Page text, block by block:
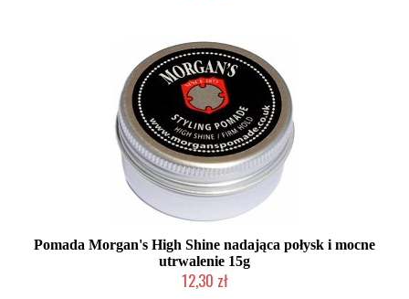
Pomada Morgan's High Shine nadająca połysk i mocne
utrwalenie 15g
12,30 zł